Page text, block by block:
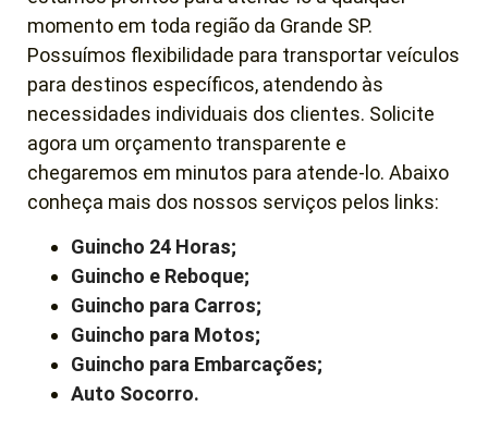
momento em toda região da Grande SP.
Possuímos flexibilidade para transportar veículos
para destinos específicos, atendendo às
necessidades individuais dos clientes. Solicite
agora um orçamento transparente e
chegaremos em minutos para atende-lo. Abaixo
conheça mais dos nossos serviços pelos links:
Guincho 24 Horas;
Guincho e Reboque;
Guincho para Carros;
Guincho para Motos;
Guincho para Embarcações;
Auto Socorro.